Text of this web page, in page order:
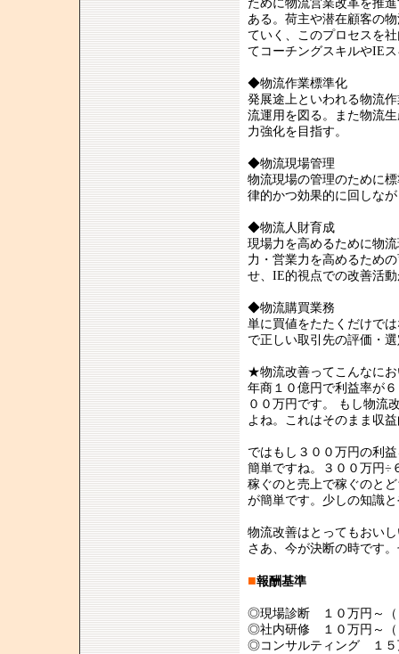
ために物流営業改革を推
ある。荷主や潜在顧客の
ていく、このプロセスを
てコーチングスキルやIE
◆物流作業標準化
発展途上といわれる物流
流運用を図る。また物流
力強化を目指す。
◆物流現場管理
物流現場の管理のために
律的かつ効果的に回しな
◆物流人財育成
現場力を高めるために物
力・営業力を高めるため
せ、IE的視点での改善活
◆物流購買業務
単に買値をたたくだけで
で正しい取引先の評価・
★物流改善ってこんなに
年商１０億円で利益率が
００万円です。 もし物流
よね。これはそのまま収
ではもし３００万円の利
簡単ですね。３００万円÷
稼ぐのと売上で稼ぐのと
が簡単です。少しの知識
物流改善はとってもおい
さあ、今が決断の時です
■報酬基準
◎現場診断 １０万円～（
◎社内研修 １０万円～（
◎コンサルティング １５